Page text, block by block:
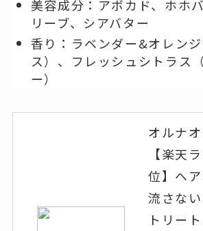
美容成分：アボカド、ホホ
リーブ、シアバター
香り：ラベンダー&オレン
ス）、フレッシュシトラス
ー）
オルナ
【楽天
位】ヘ
流さな
トリー